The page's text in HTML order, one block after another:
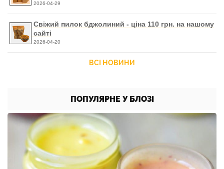
2026-04-29
Свіжий пилок бджолиний - ціна 110 грн. на нашому
сайті
2026-04-20
ВСІ НОВИНИ
ПОПУЛЯРНЕ У БЛОЗІ